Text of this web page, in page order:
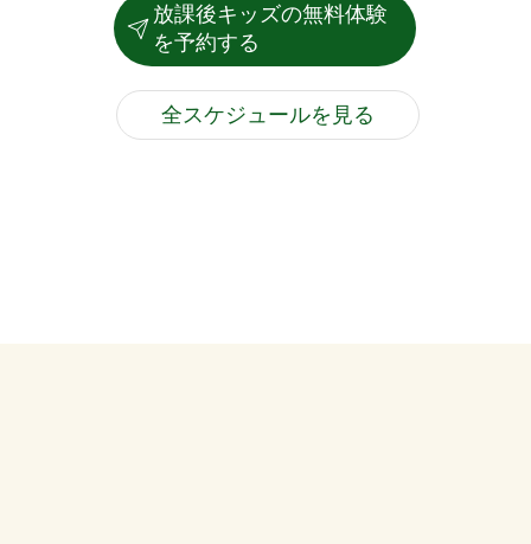
放課後キッズの無料体験
を予約する
全スケジュールを見る